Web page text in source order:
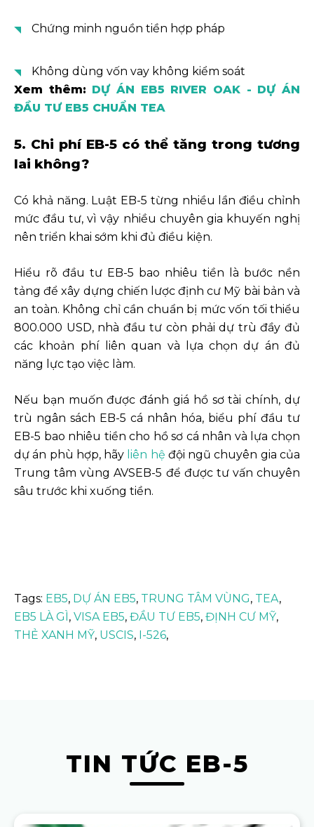
Chứng minh nguồn tiền hợp pháp
Không dùng vốn vay không kiểm soát
Xem thêm: DỰ ÁN EB5 RIVER OAK - DỰ ÁN
ĐẦU TƯ EB5 CHUẨN TEA
5. Chi phí EB-5 có thể tăng trong tương
lai không?
Có khả năng. Luật EB-5 từng nhiều lần điều chỉnh
mức đầu tư, vì vậy nhiều chuyên gia khuyến nghị
nên triển khai sớm khi đủ điều kiện.
Hiểu rõ đầu tư EB-5 bao nhiêu tiền là bước nền
tảng để xây dựng chiến lược định cư Mỹ bài bản và
an toàn. Không chỉ cần chuẩn bị mức vốn tối thiểu
800.000 USD, nhà đầu tư còn phải dự trù đầy đủ
các khoản phí liên quan và lựa chọn dự án đủ
năng lực tạo việc làm.
Nếu bạn muốn được đánh giá hồ sơ tài chính, dự
trù ngân sách EB-5 cá nhân hóa, biểu phí đầu tư
EB-5 bao nhiêu tiền cho hồ sơ cá nhân và lựa chọn
dự án phù hợp, hãy liên hệ đội ngũ chuyên gia của
Trung tâm vùng AVSEB-5 để được tư vấn chuyên
sâu trước khi xuống tiền.
Tags: EB5, DỰ ÁN EB5, TRUNG TÂM VÙNG, TEA,
EB5 LÀ GÌ, VISA EB5, ĐẦU TƯ EB5, ĐỊNH CƯ MỸ,
THẺ XANH MỸ, USCIS, I-526,
TIN TỨC EB-5